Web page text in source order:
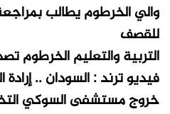
والي الخرطوم يطالب
للقصف
التربية والتعليم الخرطوم
فيديو ترند : السودان ..
خروج مستشفى السوكي